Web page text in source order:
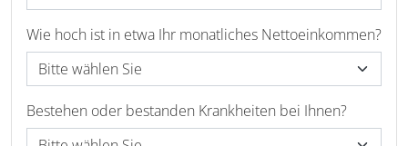
Wie hoch ist in etwa Ihr monatliches Nettoeinkommen?
Bestehen oder bestanden Krankheiten bei Ihnen?